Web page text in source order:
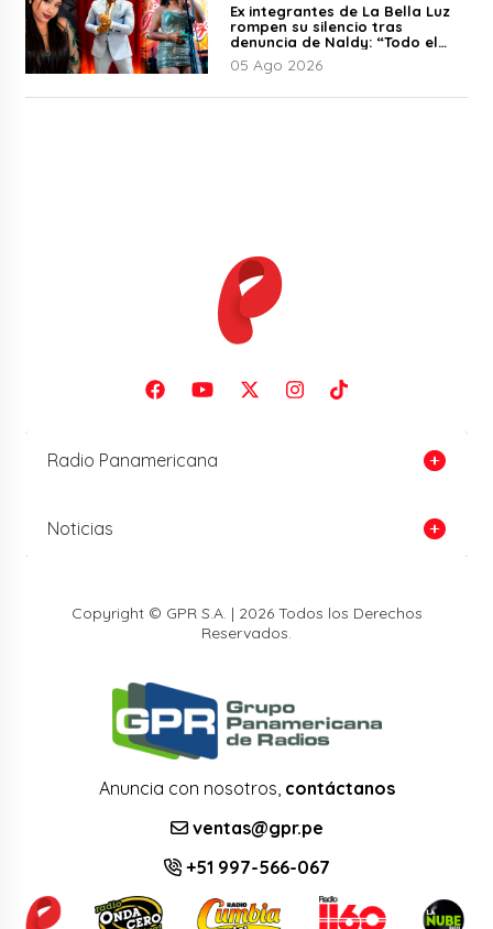
Ex integrantes de La Bella Luz
rompen su silencio tras
denuncia de Naldy: “Todo el
mundo lo sabía”
05 Ago 2026
Radio Panamericana
Noticias
Copyright © GPR S.A. | 2026 Todos los Derechos
Reservados.
Anuncia con nosotros, contáctanos
ventas@gpr.pe
+51 997-566-067